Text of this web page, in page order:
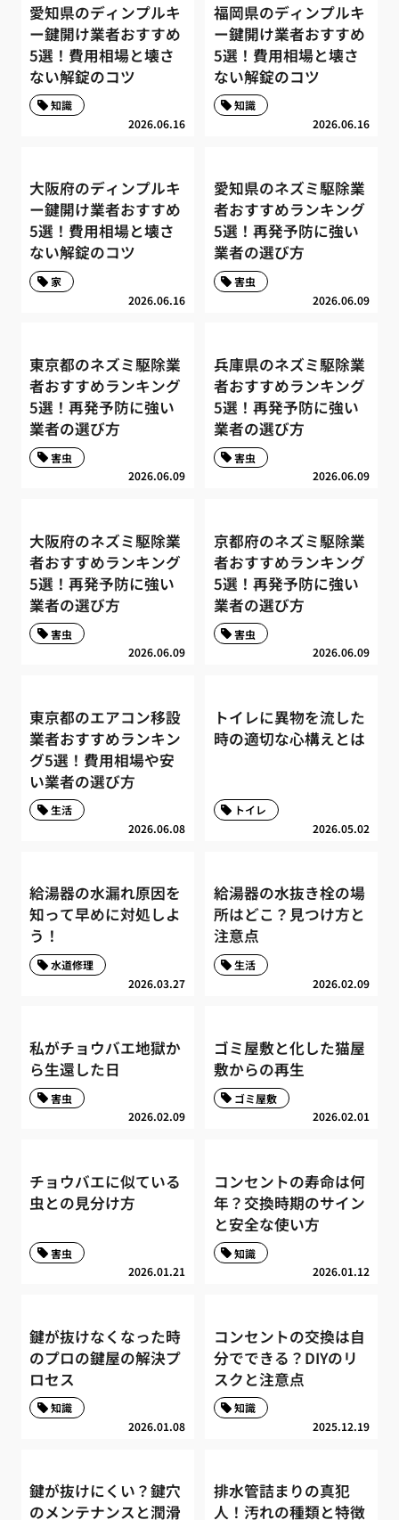
愛知県のディンプルキ
ー鍵開け業者おすすめ
5選！費用相場と壊さ
ない解錠のコツ
2026.06.16
知識
福岡県のディンプルキ
ー鍵開け業者おすすめ
5選！費用相場と壊さ
ない解錠のコツ
2026.06.16
知識
大阪府のディンプルキ
ー鍵開け業者おすすめ
5選！費用相場と壊さ
ない解錠のコツ
2026.06.16
家
愛知県のネズミ駆除業
者おすすめランキング
5選！再発予防に強い
業者の選び方
2026.06.09
害虫
東京都のネズミ駆除業
者おすすめランキング
5選！再発予防に強い
業者の選び方
2026.06.09
害虫
兵庫県のネズミ駆除業
者おすすめランキング
5選！再発予防に強い
業者の選び方
2026.06.09
害虫
大阪府のネズミ駆除業
者おすすめランキング
5選！再発予防に強い
業者の選び方
2026.06.09
害虫
京都府のネズミ駆除業
者おすすめランキング
5選！再発予防に強い
業者の選び方
2026.06.09
害虫
東京都のエアコン移設
業者おすすめランキン
グ5選！費用相場や安
い業者の選び方
2026.06.08
生活
トイレに異物を流した
時の適切な心構えとは
2026.05.02
トイレ
給湯器の水漏れ原因を
知って早めに対処しよ
う！
2026.03.27
水道修理
給湯器の水抜き栓の場
所はどこ？見つけ方と
注意点
2026.02.09
生活
私がチョウバエ地獄か
ら生還した日
2026.02.09
害虫
ゴミ屋敷と化した猫屋
敷からの再生
2026.02.01
ゴミ屋敷
チョウバエに似ている
虫との見分け方
2026.01.21
害虫
コンセントの寿命は何
年？交換時期のサイン
と安全な使い方
2026.01.12
知識
鍵が抜けなくなった時
のプロの鍵屋の解決プ
ロセス
2026.01.08
知識
コンセントの交換は自
分でできる？DIYのリ
スクと注意点
2025.12.19
知識
鍵が抜けにくい？鍵穴
のメンテナンスと潤滑
排水管詰まりの真犯
人！汚れの種類と特徴